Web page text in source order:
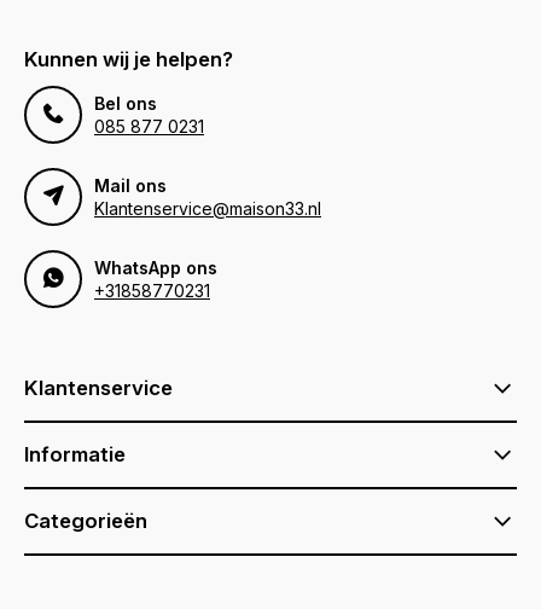
Kunnen wij je helpen?
Bel ons
085 877 0231
Mail ons
Klantenservice@maison33.nl
WhatsApp ons
+31858770231
Klantenservice
Informatie
Categorieën